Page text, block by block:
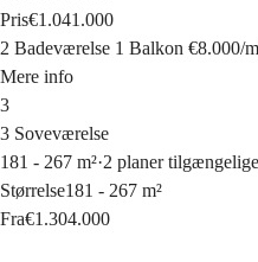
Pris€1.041.000
2 Badeværelse 1 Balkon €8.000/
Mere info
3
3 Soveværelse
181 - 267 m²·2 planer tilgængelige
Størrelse181 - 267 m²
Fra€1.304.000